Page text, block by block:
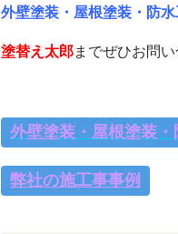
外壁塗装・屋根塗装・防
塗替え太郎までぜひお問
外壁塗装・屋根塗装
弊社の施工事事例